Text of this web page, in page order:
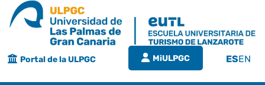
Saltar
Portal de la ULPGC MiULPGC EN
ES